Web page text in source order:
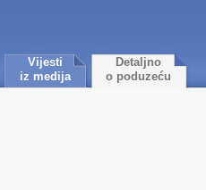
Vijesti
iz medija
Detaljno
o poduzeću